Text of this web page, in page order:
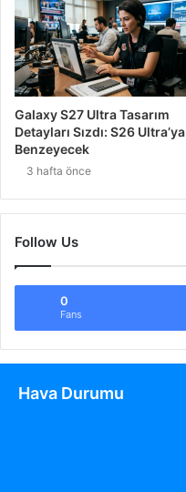
Galaxy S27 Ultra Tasarım
Detayları Sızdı: S26 Ultra’ya
Benzeyecek
3 hafta önce
Follow Us
0
Fans
Hava Durumu